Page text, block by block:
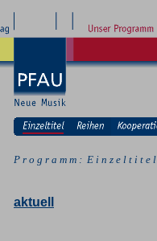
P r o g r a m m : E i n z e l t i t e l
aktuell